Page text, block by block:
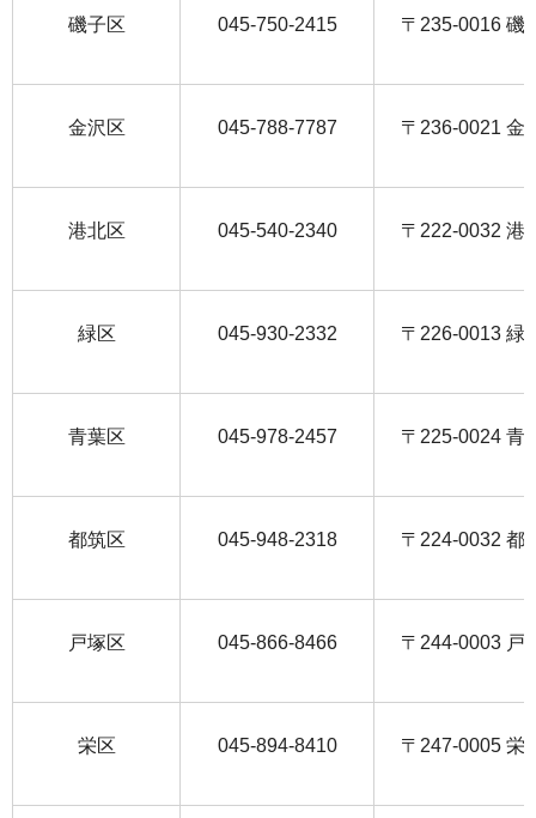
磯子区 045-750-2415 〒235-0016 磯
金沢区 045-788-7787 〒236-0021 金
港北区 045-540-2340 〒222-0032 港
緑区 045-930-2332 〒226-0013 緑
青葉区 045-978-2457 〒225-0024 青
都筑区 045-948-2318 〒224-0032 都
戸塚区 045-866-8466 〒244-0003 戸
栄区 045-894-8410 〒247-0005 栄